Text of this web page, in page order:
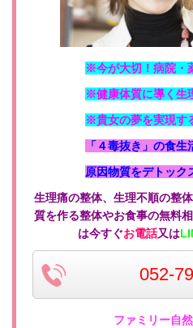
※今が大切！病院・
※健康体質に導く生
※貴女の夢を実現す
「４毒抜き」の食
原因物質をデトック
生理痛の整体、生理不順の整
質を作る整体やお食事の無料
は今すぐお電話又は
052-
ファミリー自